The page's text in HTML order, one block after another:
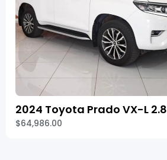
2024 Toyota Prado VX-L
$64,986.00